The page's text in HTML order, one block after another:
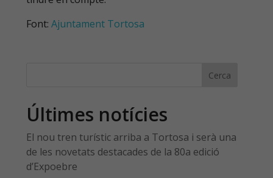
Font:Ajuntament Tortosa
Cerca
Últimes notícies
El nou tren turístic arriba a Tortosa i serà una
de les novetats destacades de la 80a edició
d’Expoebre